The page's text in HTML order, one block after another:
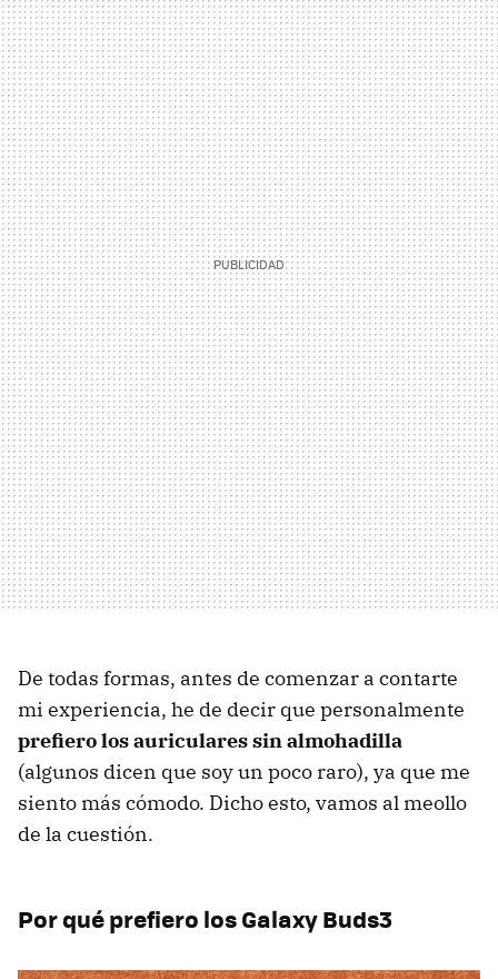
De todas formas, antes de comenzar a contarte
mi experiencia, he de decir que personalmente
prefiero los auriculares sin almohadilla
(algunos dicen que soy un poco raro), ya que me
siento más cómodo. Dicho esto, vamos al meollo
de la cuestión.
Por qué prefiero los Galaxy Buds3